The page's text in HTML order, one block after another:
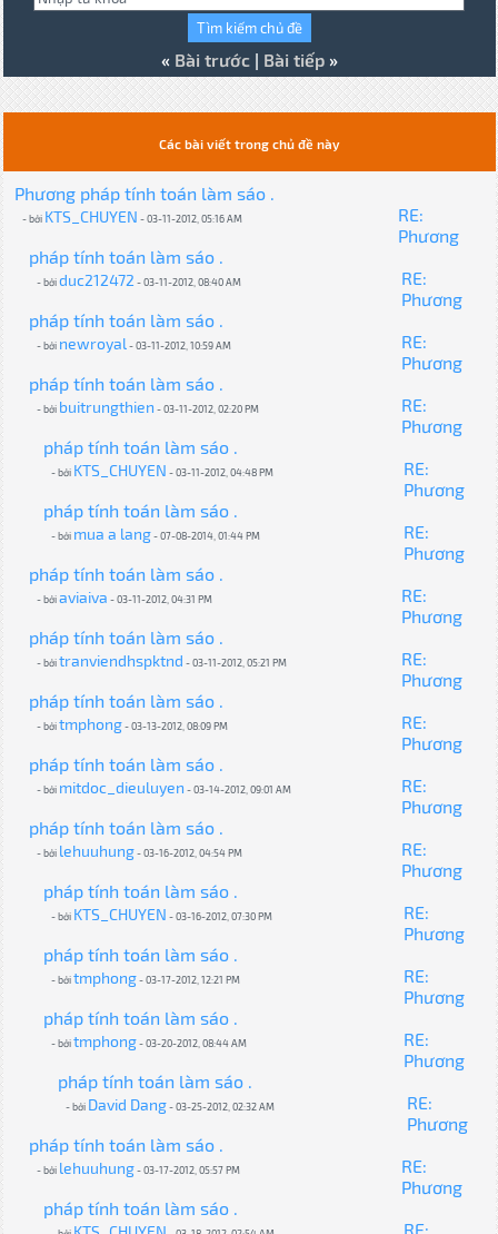
« Bài trước| Bài tiếp»
Các bài viết trong chủ đề này
Phương pháp tính toán làm sáo .
- bởi KTS_CHUYEN - 03-11-2012, 05:16 AM
RE:
Phương
pháp tính toán làm sáo .
- bởiduc212472 - 03-11-2012, 08:40 AM
RE:
Phương
pháp tính toán làm sáo .
- bởi newroyal- 03-11-2012, 10:59 AM
RE:
Phương
pháp tính toán làm sáo .
- bởi buitrungthien - 03-11-2012, 02:20 PM
RE:
Phương
pháp tính toán làm sáo .
- bởi KTS_CHUYEN - 03-11-2012, 04:48 PM
RE:
Phương
pháp tính toán làm sáo .
- bởi mua a lang- 07-08-2014, 01:44 PM
RE:
Phương
pháp tính toán làm sáo .
- bởiaviaiva - 03-11-2012, 04:31 PM
RE:
Phương
pháp tính toán làm sáo .
- bởitranviendhspktnd - 03-11-2012, 05:21 PM
RE:
Phương
pháp tính toán làm sáo .
- bởitmphong- 03-13-2012, 08:09 PM
RE:
Phương
pháp tính toán làm sáo .
- bởi mitdoc_dieuluyen - 03-14-2012, 09:01 AM
RE:
Phương
pháp tính toán làm sáo .
- bởi lehuuhung- 03-16-2012, 04:54 PM
RE:
Phương
pháp tính toán làm sáo .
- bởi KTS_CHUYEN - 03-16-2012, 07:30 PM
RE:
Phương
pháp tính toán làm sáo .
- bởitmphong- 03-17-2012, 12:21 PM
RE:
Phương
pháp tính toán làm sáo .
- bởitmphong- 03-20-2012, 08:44 AM
RE:
Phương
pháp tính toán làm sáo .
- bởi David Dang- 03-25-2012, 02:32 AM
RE:
Phương
pháp tính toán làm sáo .
- bởi lehuuhung- 03-17-2012, 05:57 PM
RE:
Phương
pháp tính toán làm sáo .
RE: